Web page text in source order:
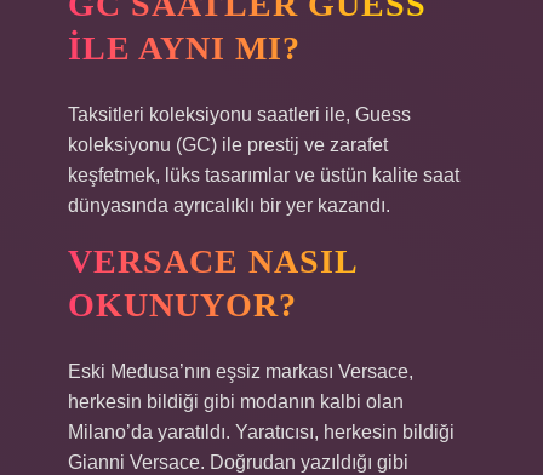
ILE AYNI MI?
Taksitleri koleksiyonu saatleri ile, Guess
koleksiyonu (GC) ile prestij ve zarafet
keşfetmek, lüks tasarımlar ve üstün kalite saat
dünyasında ayrıcalıklı bir yer kazandı.
VERSACE NASIL
OKUNUYOR?
Eski Medusa’nın eşsiz markası Versace,
herkesin bildiği gibi modanın kalbi olan
Milano’da yaratıldı. Yaratıcısı, herkesin bildiği
Gianni Versace. Doğrudan yazıldığı gibi